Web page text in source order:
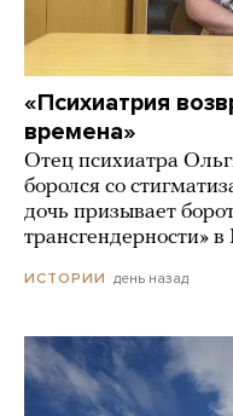
«Психиатрия
времена»
Отец психиатра
боролся со
дочь призывает
трансгендерности» в
ИСТОРИИ день назад